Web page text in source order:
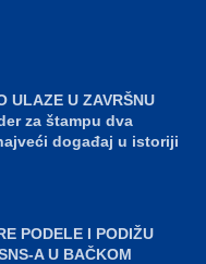
ULAZE U ZAVRŠNU
za štampu dva
događaj u istoriji
PODELE I PODIŽU
A U BAČKOM